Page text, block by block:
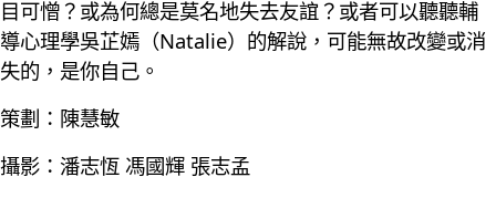
目可憎？或為何總是莫名地失去友誼？或者可以聽聽輔
導心理學吳芷嫣（Natalie）的解說，可能無故改變或消
失的，是你自己。
策劃：陳慧敏
攝影：潘志恆 馮國輝 張志孟